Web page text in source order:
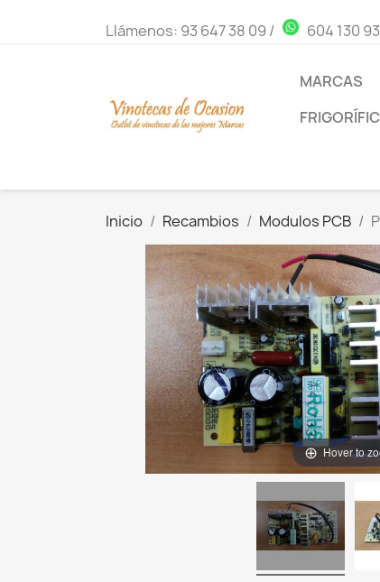
Llámenos: 93 647 38 09 / 604 130
MARCAS
Inicio Recambios Modulos PCB
Hover to